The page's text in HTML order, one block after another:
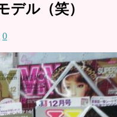
ル（笑）
0